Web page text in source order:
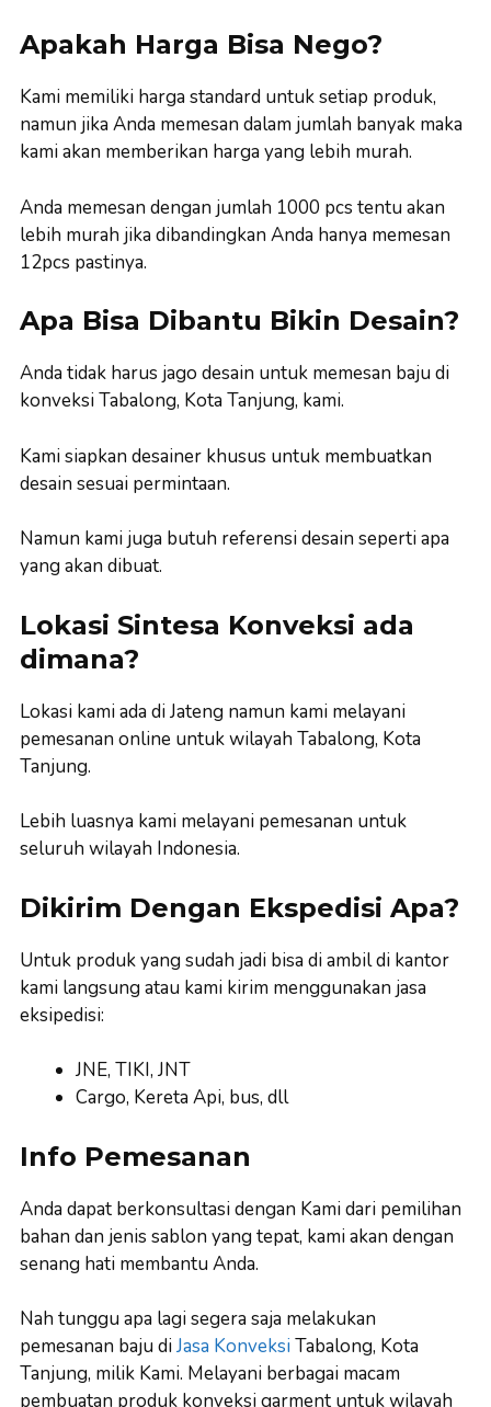
Apakah Harga Bisa Nego?
Kami memiliki harga standard untuk setiap produk,
namun jika Anda memesan dalam jumlah banyak maka
kami akan memberikan harga yang lebih murah.
Anda memesan dengan jumlah 1000 pcs tentu akan
lebih murah jika dibandingkan Anda hanya memesan
12pcs pastinya.
Apa Bisa Dibantu Bikin Desain?
Anda tidak harus jago desain untuk memesan baju di
konveksi Tabalong, Kota Tanjung, kami.
Kami siapkan desainer khusus untuk membuatkan
desain sesuai permintaan.
Namun kami juga butuh referensi desain seperti apa
yang akan dibuat.
Lokasi Sintesa Konveksi ada
dimana?
Lokasi kami ada di Jateng namun kami melayani
pemesanan online untuk wilayah Tabalong, Kota
Tanjung.
Lebih luasnya kami melayani pemesanan untuk
seluruh wilayah Indonesia.
Dikirim Dengan Ekspedisi Apa?
Untuk produk yang sudah jadi bisa di ambil di kantor
kami langsung atau kami kirim menggunakan jasa
eksipedisi:
JNE, TIKI, JNT
Cargo, Kereta Api, bus, dll
Info Pemesanan
Anda dapat berkonsultasi dengan Kami dari pemilihan
bahan dan jenis sablon yang tepat, kami akan dengan
senang hati membantu Anda.
Nah tunggu apa lagi segera saja melakukan
pemesanan baju diJasa KonveksiTabalong, Kota
Tanjung, milik Kami. Melayani berbagai macam
pembuatan produk konveksi garment untuk wilayah